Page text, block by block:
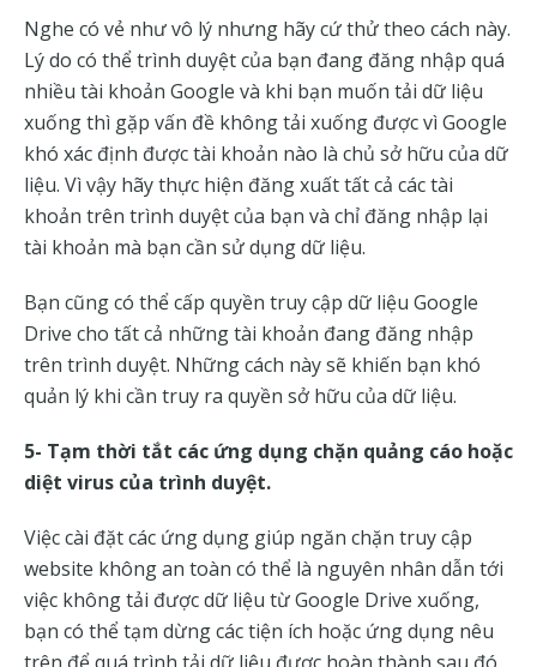
Nghe có vẻ như vô lý nhưng hãy cứ thử theo cách này.
Lý do có thể trình duyệt của bạn đang đăng nhập quá
nhiều tài khoản Google và khi bạn muốn tải dữ liệu
xuống thì gặp vấn đề không tải xuống được vì Google
khó xác định được tài khoản nào là chủ sở hữu của dữ
liệu. Vì vậy hãy thực hiện đăng xuất tất cả các tài
khoản trên trình duyệt của bạn và chỉ đăng nhập lại
tài khoản mà bạn cần sử dụng dữ liệu.
Bạn cũng có thể cấp quyền truy cập dữ liệu Google
Drive cho tất cả những tài khoản đang đăng nhập
trên trình duyệt. Những cách này sẽ khiến bạn khó
quản lý khi cần truy ra quyền sở hữu của dữ liệu.
5- Tạm thời tắt các ứng dụng chặn quảng cáo hoặc
diệt virus của trình duyệt.
Việc cài đặt các ứng dụng giúp ngăn chặn truy cập
website không an toàn có thể là nguyên nhân dẫn tới
việc không tải được dữ liệu từ Google Drive xuống,
bạn có thể tạm dừng các tiện ích hoặc ứng dụng nêu